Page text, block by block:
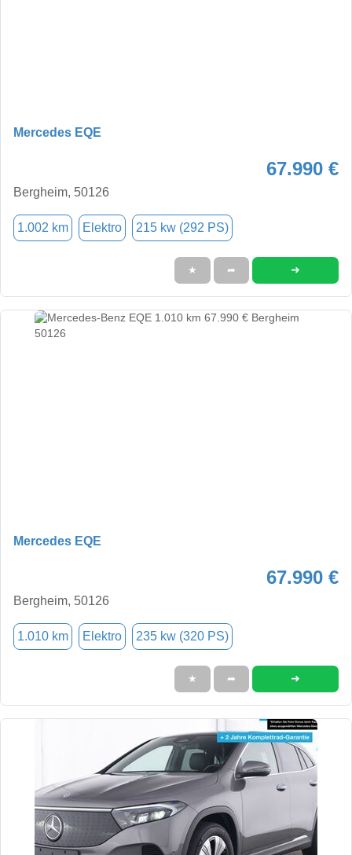
Mercedes EQE
67.990 €
Bergheim, 50126
1.002 km Elektro 215 kw (292 PS)
★ ➦ ➜
Mercedes EQE
67.990 €
Bergheim, 50126
1.010 km Elektro 235 kw (320 PS)
★ ➦ ➜